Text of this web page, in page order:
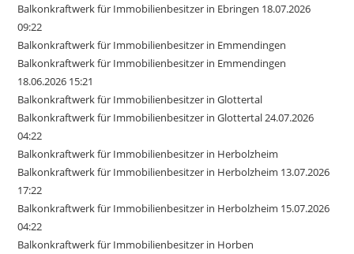
Balkonkraftwerk für Immobilienbesitzer in Ebringen 18.07.2026
09:22
Balkonkraftwerk für Immobilienbesitzer in Emmendingen
Balkonkraftwerk für Immobilienbesitzer in Emmendingen
18.06.2026 15:21
Balkonkraftwerk für Immobilienbesitzer in Glottertal
Balkonkraftwerk für Immobilienbesitzer in Glottertal 24.07.2026
04:22
Balkonkraftwerk für Immobilienbesitzer in Herbolzheim
Balkonkraftwerk für Immobilienbesitzer in Herbolzheim 13.07.2026
17:22
Balkonkraftwerk für Immobilienbesitzer in Herbolzheim 15.07.2026
04:22
Balkonkraftwerk für Immobilienbesitzer in Horben